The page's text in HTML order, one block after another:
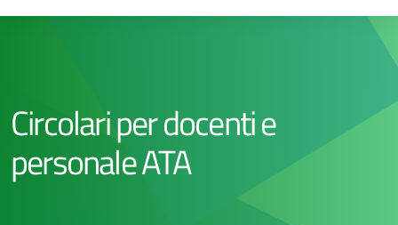
Circolari per docenti e
personale ATA